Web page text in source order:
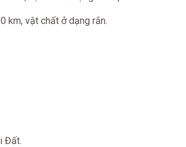
km, vật chất ở dạng rắn.
Đất.